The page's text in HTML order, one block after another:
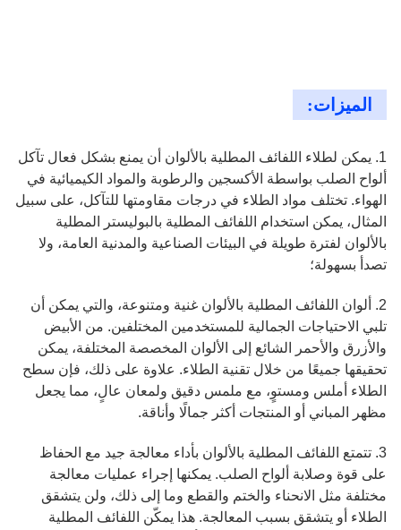
الميزات:
1. يمكن لطلاء اللفائف المطلية بالألوان أن يمنع بشكل فعال تآكل
ألواح الصلب بواسطة الأكسجين والرطوبة والمواد الكيميائية في
الهواء. تختلف مواد الطلاء في درجات مقاومتها للتآكل، على سبيل
المثال، يمكن استخدام اللفائف المطلية بالبوليستر المطلية
بالألوان لفترة طويلة في البيئات الصناعية والمدنية العامة، ولا
تصدأ بسهولة؛
2. ألوان اللفائف المطلية بالألوان غنية ومتنوعة، والتي يمكن أن
تلبي الاحتياجات الجمالية للمستخدمين المختلفين. من الأبيض
والأزرق والأحمر الشائع إلى الألوان المخصصة المختلفة، يمكن
تحقيقها جميعًا من خلال تقنية الطلاء. علاوة على ذلك، فإن سطح
الطلاء أملس ومستوٍ، مع ملمس دقيق ولمعان عالٍ، مما يجعل
مظهر المباني أو المنتجات أكثر جمالًا وأناقة.
3. تتمتع اللفائف المطلية بالألوان بأداء معالجة جيد مع الحفاظ
على قوة وصلابة ألواح الصلب. يمكنها إجراء عمليات معالجة
مختلفة مثل الانحناء والختم والقطع وما إلى ذلك، ولن يتشقق
الطلاء أو يتشقق بسبب المعالجة. هذا يمكّن اللفائف المطلية